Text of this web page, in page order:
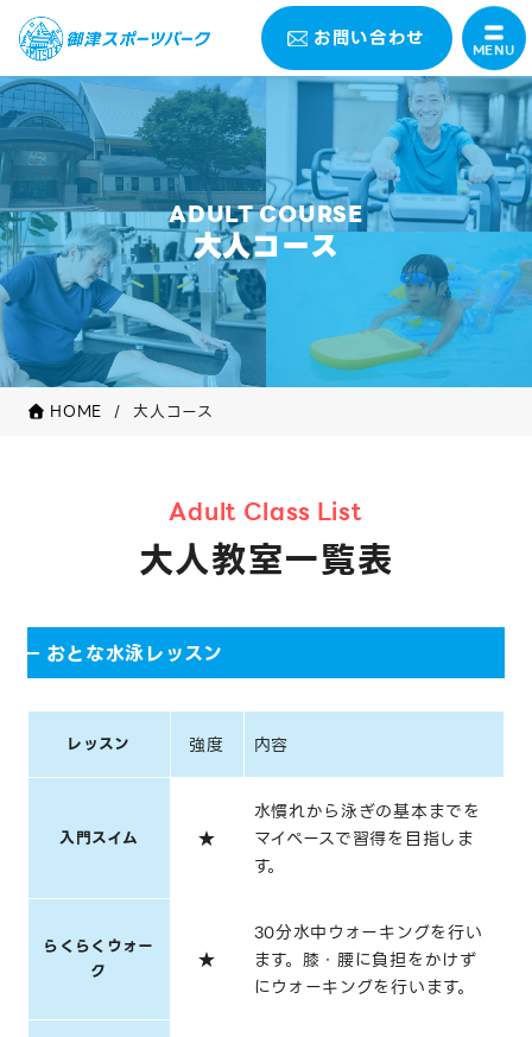
お問い合わせ
MENU
ADULT COURSE
大人コース
HOME 大人コース
Adult Class List
大人教室一覧表
おとな水泳レッスン
レッスン 強度 内容
入門スイム ★
水慣れから泳ぎの基本までを
マイペースで習得を目指しま
す。
らくらくウォー
ク
★
30分水中ウォーキングを行い
ます。膝・腰に負担をかけず
にウォーキングを行います。